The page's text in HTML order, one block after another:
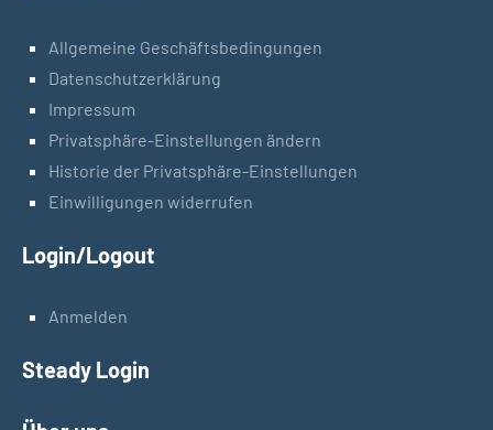
Allgemeine Geschäftsbedingungen
Datenschutzerklärung
Impressum
Privatsphäre-Einstellungen ändern
Historie der Privatsphäre-Einstellungen
Einwilligungen widerrufen
Login/Logout
Anmelden
Steady Login